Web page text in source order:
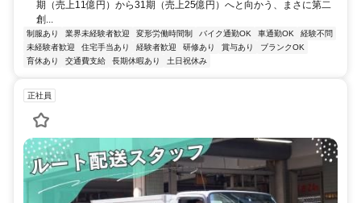
期（売上11億円）から31期（売上25億円）へと向かう、まさに第二
創...
制服あり 業界未経験者歓迎 変形労働時間制 バイク通勤OK 車通勤OK
経験不問
未経験者歓迎
住宅手当あり 経験者歓迎 研修あり 賞与あり
ブランクOK
育休あり
交通費支給 長期休暇あり 土日祝休み
正社員